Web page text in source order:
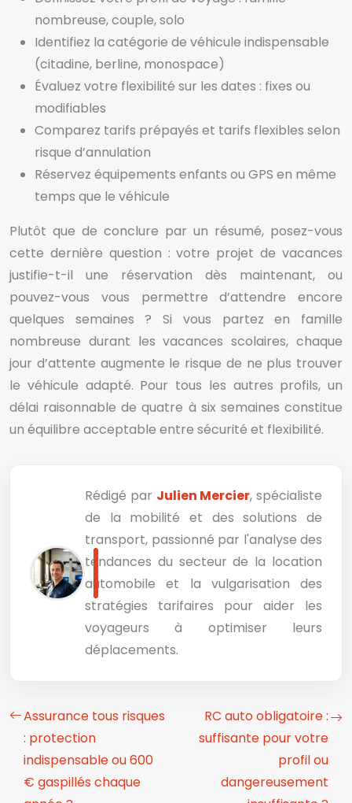
nombreuse, couple, solo
Identifiez la catégorie de véhicule indispensable
(citadine, berline, monospace)
Évaluez votre flexibilité sur les dates : fixes ou
modifiables
Comparez tarifs prépayés et tarifs flexibles selon
risque d’annulation
Réservez équipements enfants ou GPS en même
temps que le véhicule
Plutôt que de conclure par un résumé, posez-vous
cette dernière question : votre projet de vacances
justifie-t-il une réservation dès maintenant, ou
pouvez-vous vous permettre d’attendre encore
quelques semaines ? Si vous partez en famille
nombreuse durant les vacances scolaires, chaque
jour d’attente augmente le risque de ne plus trouver
le véhicule adapté. Pour tous les autres profils, un
délai raisonnable de quatre à six semaines constitue
un équilibre acceptable entre sécurité et flexibilité.
Rédigé par Julien Mercier, spécialiste
de la mobilité et des solutions de
transport, passionné par l'analyse des
tendances du secteur de la location
automobile et la vulgarisation des
stratégies tarifaires pour aider les
voyageurs à optimiser leurs
déplacements.
Assurance tous risques
: protection
indispensable ou 600
€ gaspillés chaque
RC auto obligatoire :
suffisante pour votre
profil ou
dangereusement